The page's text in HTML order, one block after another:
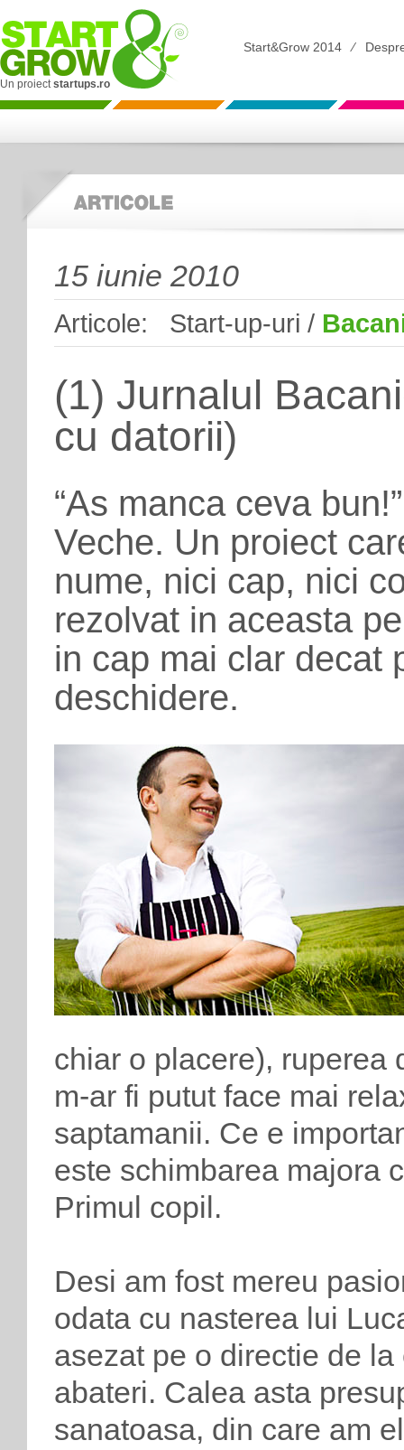
Un proiectstartups.ro
Start&Grow 2014 ⁄
15 iunie 2010
Articole: Start-up-uri /
(1) Jurnalul
cu datorii)
“As manca ceva
Veche. Un proiect
nume, nici cap, nici
rezolvat in aceasta
in cap mai clar decat
deschidere.
chiar o placere), ruperea
m-ar fi putut face mai
saptamanii. Ce e
este schimbarea majora
Primul copil.
Desi am fost mereu
odata cu nasterea lui
asezat pe o directie de
abateri. Calea asta
sanatoasa, din care am